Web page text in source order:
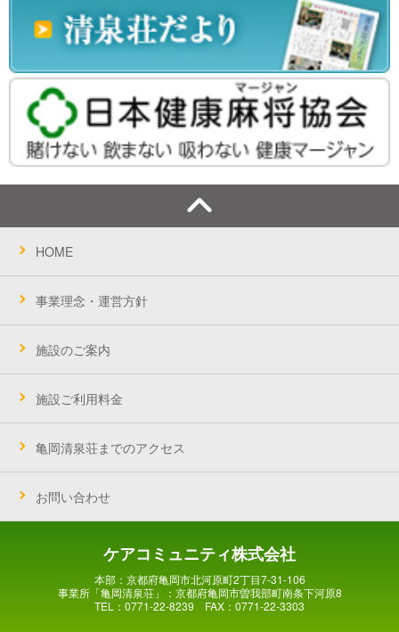
HOME
事業理念・運営方針
施設のご案内
施設ご利用料金
亀岡清泉荘までのアクセス
お問い合わせ
ケアコミュニティ株式会社
本部：京都府亀岡市北河原町2丁目7-31-106
事業所「亀岡清泉荘」：京都府亀岡市曽我部町南条下河原8
TEL：0771-22-8239 FAX：0771-22-3303